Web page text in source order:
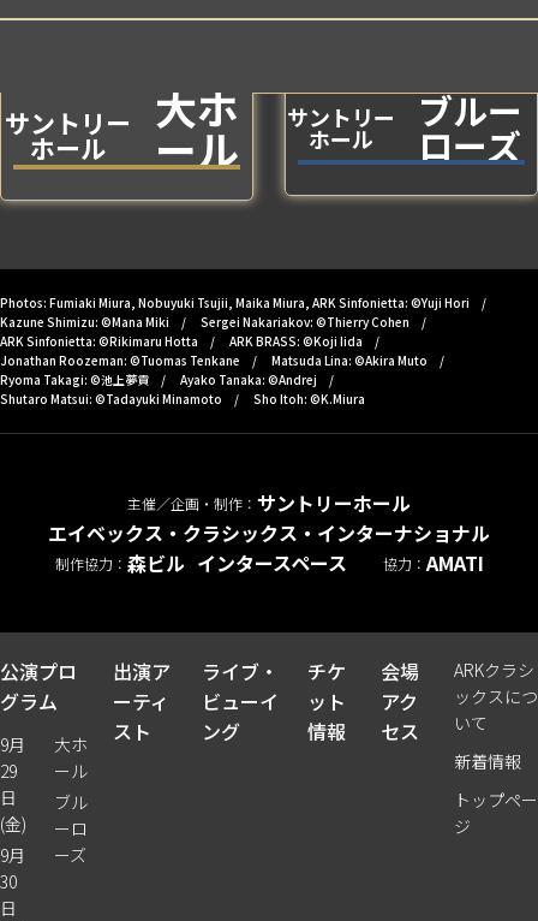
サントリー
ホール
大ホ
ール
サントリー
ホール
ブルー
ローズ
Photos: Fumiaki Miura, Nobuyuki Tsujii, Maika Miura, ARK Sinfonietta: ©Yuji Hori
Kazune Shimizu: ©Mana Miki
Sergei Nakariakov: ©Thierry Cohen
ARK Sinfonietta: ©Rikimaru Hotta
ARK BRASS: ©Koji Iida
Jonathan Roozeman: ©Tuomas Tenkane
Matsuda Lina: ©Akira Muto
Ryoma Takagi: ©池上夢貢
Ayako Tanaka: ©Andrej
Shutaro Matsui: ©Tadayuki Minamoto
Sho Itoh: ©K.Miura
主催／企画・制作： サントリーホール
エイベックス・クラシックス・インターナショナル
制作協力： 森ビル インタースペース 協力： AMATI
公演プロ
グラム
9月
29
日
(金)
9月
30
日
大ホ
ール
ブル
ーロ
ーズ
出演ア
ーティ
スト
ライブ・
ビューイ
ング
チケ
ット
情報
会場
アク
セス
ARKクラシ
ックスにつ
いて
新着情報
トップペー
ジ